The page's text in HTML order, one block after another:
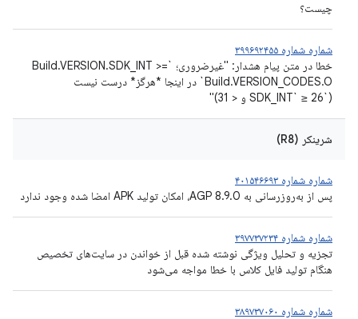
چیست؟
شماره شماره ۳۹۹۶۹۲۴۵۵
خطا در متن پیام هشدار: "غیرضروری؛ `Build.VERSION.SDK_INT >=
Build.VERSION_CODES.O` در اینجا *هرگز* درست نیست
(`SDK_INT` ≥ 26 و < 31)"
شرینکر (R8)
شماره شماره ۴۰۱۵۴۶۶۹۳
پس از به‌روزرسانی به AGP 8.9.0، امکان تولید APK امضا شده وجود ندارد
شماره شماره ۳۹۷۷۳۷۲۳۴
تجزیه و تحلیل ویژگی نوشته شده قبل از خواندن در سایت‌های تخصیص
هنگام تولید فایل کلاس با خطا مواجه می‌شود
شماره شماره ۳۸۹۷۳۷۰۶۰